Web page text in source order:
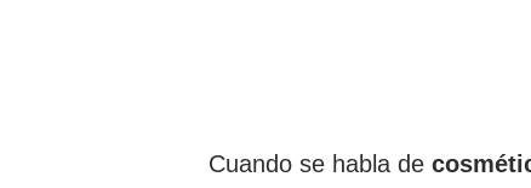
Cuando se habla de